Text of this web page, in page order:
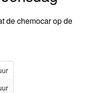
de chemocar op de